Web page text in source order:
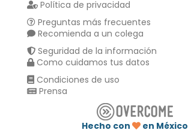
Política de privacidad
Preguntas más frecuentes
Recomienda a un colega
Seguridad de la información
Como cuidamos tus datos
Condiciones de uso
Prensa
Hecho con en México